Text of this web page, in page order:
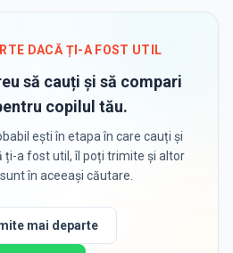
DACĂ ȚI-A FOST UTIL
să cauți și să compari
copilul tău.
ești în etapa în care cauți și
ți-a fost util, îl poți trimite și altor
în aceeași căutare.
mai departe